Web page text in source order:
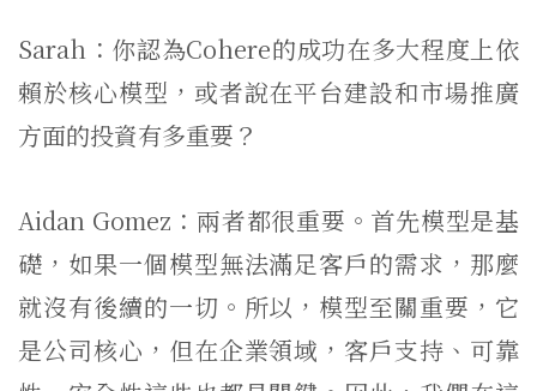
Sarah：你認為Cohere的成功在多大程度上依
賴於核心模型，或者說在平台建設和市場推廣
方面的投資有多重要？
Aidan Gomez：兩者都很重要。首先模型是基
礎，如果一個模型無法滿足客戶的需求，那麼
就沒有後續的一切。所以，模型至關重要，它
是公司核心，但在企業領域，客戶支持、可靠